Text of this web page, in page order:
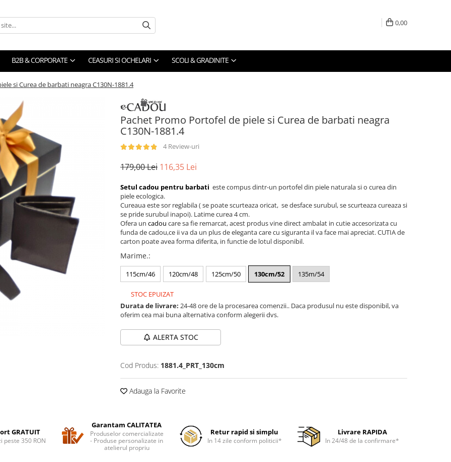
0,00
B2B & CORPORATE CEASURI SI OCHELARI SCOLI & GRADINITE
si Curea de barbati neagra C130N-1881.4
Pachet Promo Portofel de piele si Curea de barbati neagra
C130N-1881.4
4 Review-uri
179,00 Lei 116,35 Lei
Setul cadou pentru barbati este compus dintr-un portofel din piele naturala si o curea din
piele ecologica.
Cureaua este sor reglabila ( se poate scurteaza oricat, se desface surubul, se scurteaza cureaza si
se pride surubul inapoi). Latime curea 4 cm.
Ofera un cadou care sa fie remarcat, acest produs vine direct ambalat in cutie accesorizata cu
funda de cadou,ce ii va da un plus de eleganta care cu siguranta il va face mai apreciat. CUTIA de
carton poate avea forma diferita, in functie de lotul disponibil.
Marime.:
115cm/46 120cm/48 125cm/50 130cm/52 135m/54
STOC EPUIZAT
Durata de livrare: 24-48 ore de la procesarea comenzii.. Daca produsul nu este disponibil, va
oferim cea mai buna alternativa conform alegerii dvs.
ALERTA STOC
Cod Produs: 1881.4_PRT_130cm
Adauga la Favorite
GRATUIT
peste 350 RON
Garantam CALITATEA
Produselor comercializate
- Produse personalizate in
atelierul propriu
Retur rapid si simplu
In 14 zile conform politicii*
Livrare RAPIDA
In 24/48 de la confirmare*